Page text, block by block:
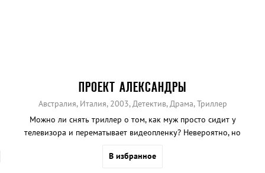
ПРОЕКТ АЛЕКСАНДРЫ
Австралия, Италия, 2003, Детектив, Драма, Триллер
Можно ли снять триллер о том, как муж просто сидит у
телевизора и перематывает видеопленку? Невероятно, но
В избранное